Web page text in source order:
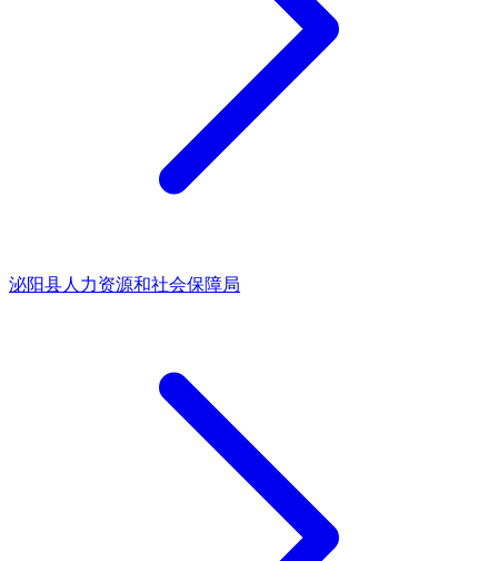
泌阳县人力资源和社会保障局